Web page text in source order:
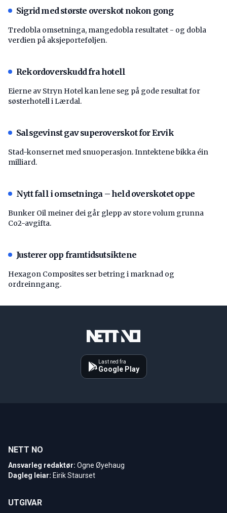
Sigrid med største overskot nokon gong
Tredobla omsetninga, mangedobla resultatet - og dobla
verdien på aksjeporteføljen.
Rekordoverskudd fra hotell
Eierne av Stryn Hotel kan lene seg på gode resultat for
søsterhotell i Lærdal.
Salsgevinst gav superoverskot for Ervik
Stad-konsernet med snuoperasjon. Inntektene bikka éin
milliard.
Nytt fall i omsetninga – held overskotet oppe
Bunker Oil meiner dei går glepp av store volum grunna
Co2-avgifta.
Justerer opp framtidsutsiktene
Hexagon Composites ser betring i marknad og
ordreinngang.
Last ned fra
Google Play
NETT NO
Ansvarleg redaktør: Ogne Øyehaug
Dagleg leiar: Eirik Staurset
UTGIVAR